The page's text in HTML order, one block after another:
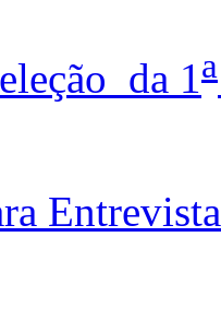
da 1a
Entrevista